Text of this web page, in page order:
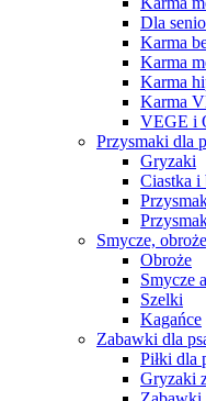
Dla
Karma
Karma
Karma
Karma
VEGE i
Przysmaki dla
Gryzaki
Ciastka i
Smycze,
Obroże
Smycze
Szelki
Kagańce
Zabawki dla
Piłki dla
Gryzaki